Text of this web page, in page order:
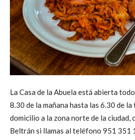
La Casa de la Abuela está abierta
8.30 de la mañana hasta las 6.30 de
domicilio a la zona norte de la ciudad,
Beltrán si llamas al teléfono 951 351